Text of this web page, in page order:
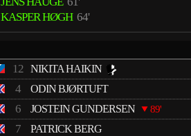
KASPER HØGH 64'
12
NIKITA HAIKIN
4 ODIN BJØRTUFT
6 JOSTEIN GUNDERSEN 89'
7 PATRICK BERG